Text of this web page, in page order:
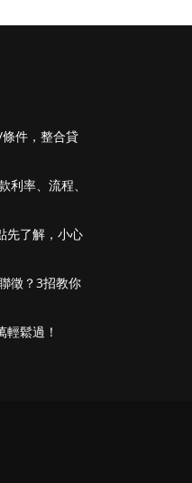
件，整合貸
率、流程、
先了解，小心
徵？3招教你
鬆過！